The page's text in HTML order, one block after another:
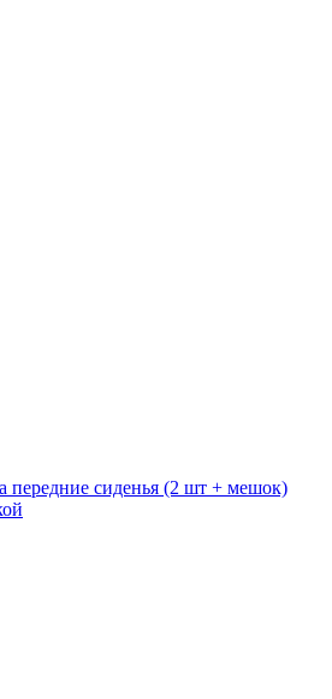
передние сиденья (2 шт + мешок)